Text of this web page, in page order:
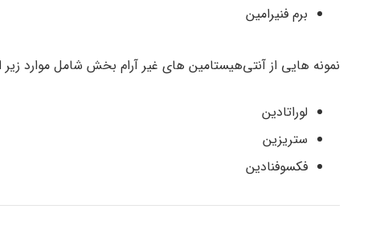
برم فنیرامین
نمونه هایی از آنتی‌هیستامین های غیر آرام بخش شامل موارد
لوراتادین
ستریزین
فکسوفنادین